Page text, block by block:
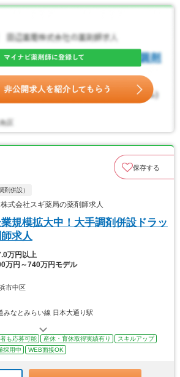
保存する
剤併設）
式会社スギ薬局の薬剤師求人
業規模拡大中！大手調剤併設ドラッ
求人
万円以上
万円～740万円モデル
市中区
みなとみらい線 日本大通り駅
も応募可能 産休・育休取得実績有り
スキルアップ
採用中 WEB面接OK